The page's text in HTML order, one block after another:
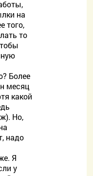
на
того,
то
Более
месяц
какой
Но,
надо
Я
у